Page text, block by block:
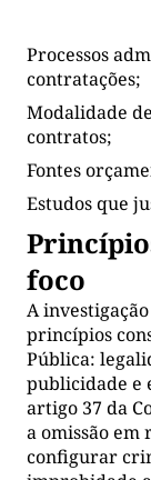
Processos
contratações;
Modalidade
contratos;
Fontes
Estudos que
foco
A
princípios
Pública:
publicidade e
artigo 37 da
a omissão em
configurar